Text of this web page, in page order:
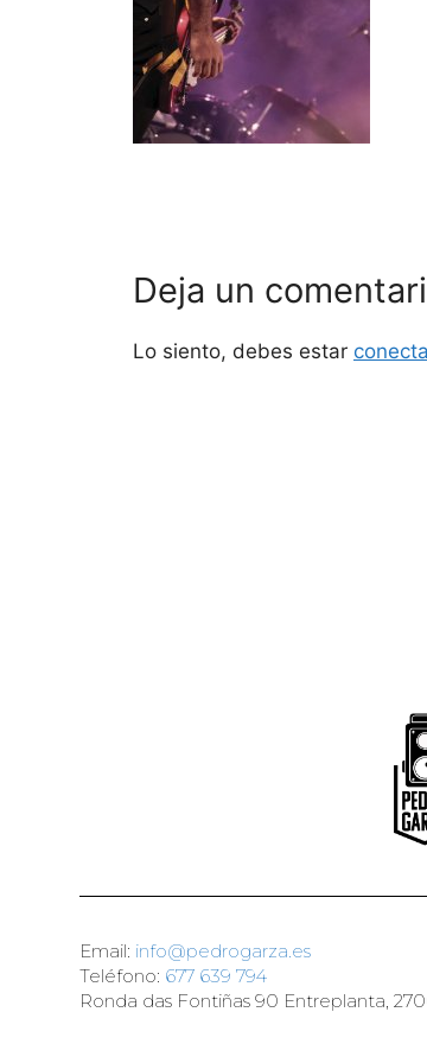
Deja un
Lo siento, debes estar
Email: info@pedrogarza.es
Teléfono: 677 639 794
Ronda das Fontiñas 90 Entreplanta,